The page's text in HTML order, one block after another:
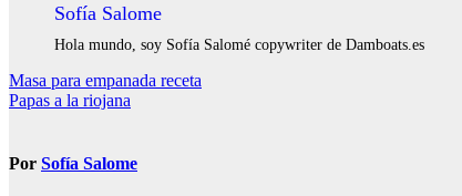
Sofía Salome
Hola mundo, soy Sofía Salomé copywriter de Damboats.es
Navegación
de
Masa para empanada receta
Papas a la riojana
Por Sofía Salome